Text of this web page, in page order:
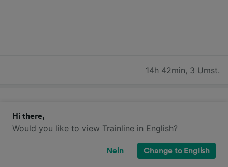
14h 42min, 3 Umst.
Hi there,
Would you like to view Trainline in English?
Nein Change to English